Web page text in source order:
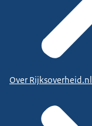
Over Rijksoverheid.nl